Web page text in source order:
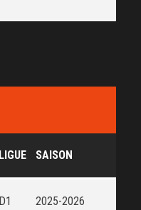
LIGUE SAISON
D1 2025-2026